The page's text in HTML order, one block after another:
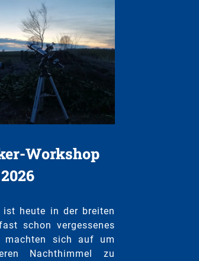
Workshop
ist heute in der breiten
schon vergessenes
machten sich auf um
Nachthimmel zu